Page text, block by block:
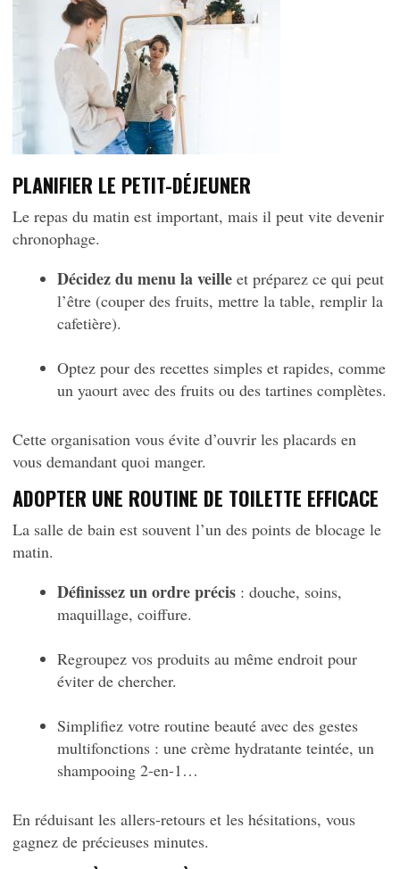
PLANIFIER LE PETIT-DÉJEUNER
Le repas du matin est important, mais il peut vite devenir
chronophage.
Décidez du menu la veille et préparez ce qui peut
l’être (couper des fruits, mettre la table, remplir la
cafetière).
Optez pour des recettes simples et rapides, comme
un yaourt avec des fruits ou des tartines complètes.
Cette organisation vous évite d’ouvrir les placards en
vous demandant quoi manger.
ADOPTER UNE ROUTINE DE TOILETTE EFFICACE
La salle de bain est souvent l’un des points de blocage le
matin.
Définissez un ordre précis : douche, soins,
maquillage, coiffure.
Regroupez vos produits au même endroit pour
éviter de chercher.
Simplifiez votre routine beauté avec des gestes
multifonctions : une crème hydratante teintée, un
shampooing 2-en-1…
En réduisant les allers-retours et les hésitations, vous
gagnez de précieuses minutes.